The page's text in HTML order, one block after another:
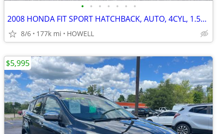
• • • • • • •
2008 HONDA FIT SPORT HATCHBACK, AUTO, 4CYL, 1.5L, CLEAN, RUNS GOOD
8/6 177k mi HOWELL
$5,995